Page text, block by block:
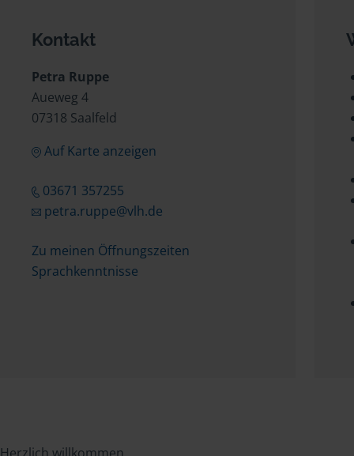
Kontakt
Petra Ruppe
Aueweg 4
07318 Saalfeld
Auf Karte anzeigen
03671 357255
petra.ruppe@vlh.de
Zu meinen Öffnungszeiten
Sprachkenntnisse